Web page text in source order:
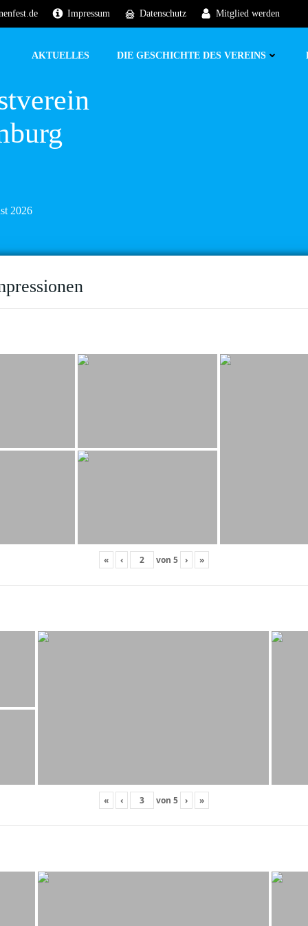
Impressum Datenschutz Mitglied werden
AKTUELLES DIE GESCHICHTE DES VEREINS
2026
« ‹ von 5 › »
« ‹ von 5 › »